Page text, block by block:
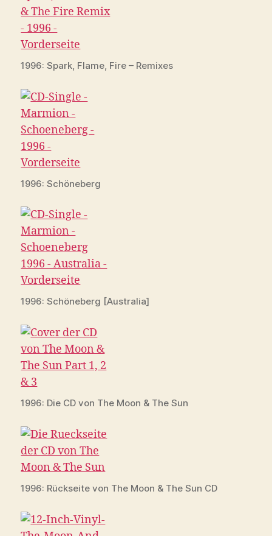
1996: Spark, Flame, Fire – Remixes
1996: Schöneberg
1996: Schöneberg [Australia]
1996: Die CD von The Moon & The Sun
1996: Rückseite von The Moon & The Sun CD